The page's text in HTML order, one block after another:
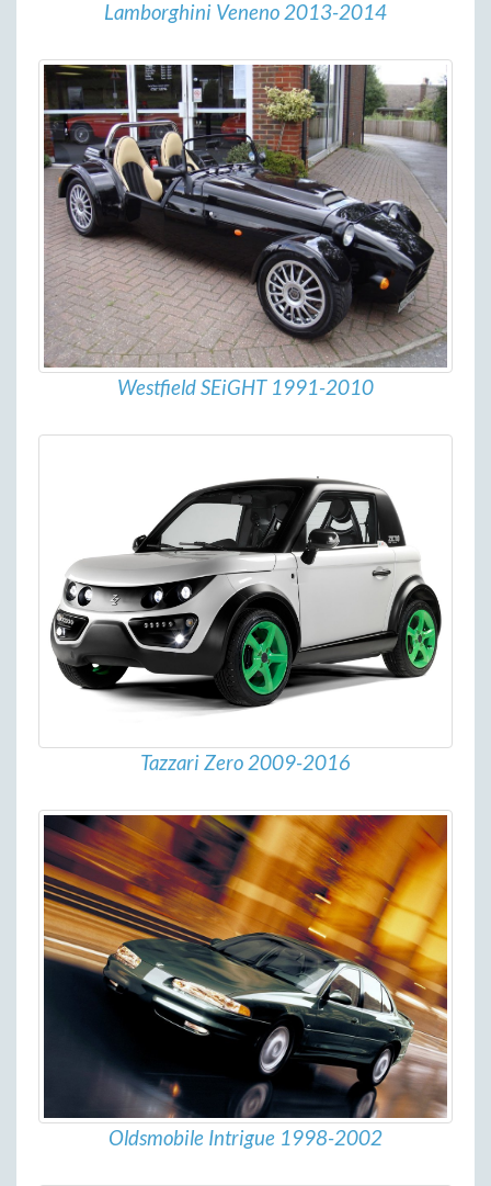
Lamborghini Veneno 2013-2014
Westfield SEiGHT 1991-2010
Tazzari Zero 2009-2016
Oldsmobile Intrigue 1998-2002